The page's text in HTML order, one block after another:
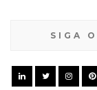
SIGA